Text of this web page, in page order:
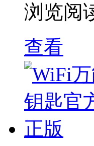
浏览阅
查看